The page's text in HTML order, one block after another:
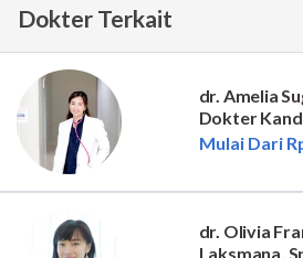
Dokter Terkait